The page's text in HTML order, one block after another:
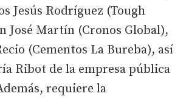
Jesús Rodríguez (Tough
José Martín (Cronos Global),
(Cementos La Bureba), así
Ribot de la empresa pública
requiere la